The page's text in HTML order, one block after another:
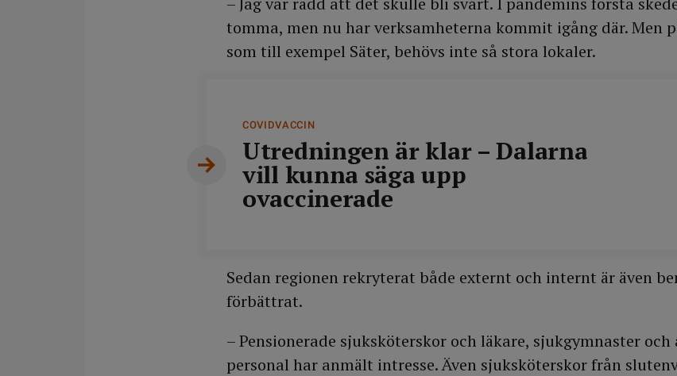
Regionerna ansvarar för uppföljningen av vaccinationstäckningen i
beslut om start för nästkommande grupp när god täckning har
Källa: Folkhälsomyndigheten.
tomma, men nu har verksamheterna kommit igång där. Men
som till exempel Säter, behövs inte så stora lokaler.
COVIDVACCIN
Utredningen är klar – Dalarna
vill kunna säga upp
ovaccinerade
Sedan regionen rekryterat både externt och internt är även
förbättrat.
– Pensionerade sjuksköterskor och läkare, sjukgymnaster
personal har anmält intresse. Även sjuksköterskor från